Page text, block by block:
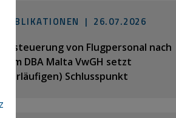
PUBLIKATIONEN | 26.07.2026
Besteuerung von Flugpersonal nach
dem DBA Malta VwGH setzt
(vorläufigen) Schlusspunkt